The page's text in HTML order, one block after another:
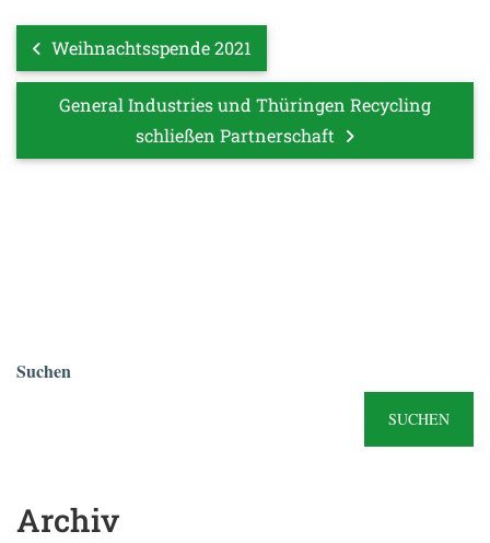
Weihnachtsspende 2021
General Industries und Thüringen Recycling
schließen Partnerschaft
Suchen
SUCHEN
Archiv